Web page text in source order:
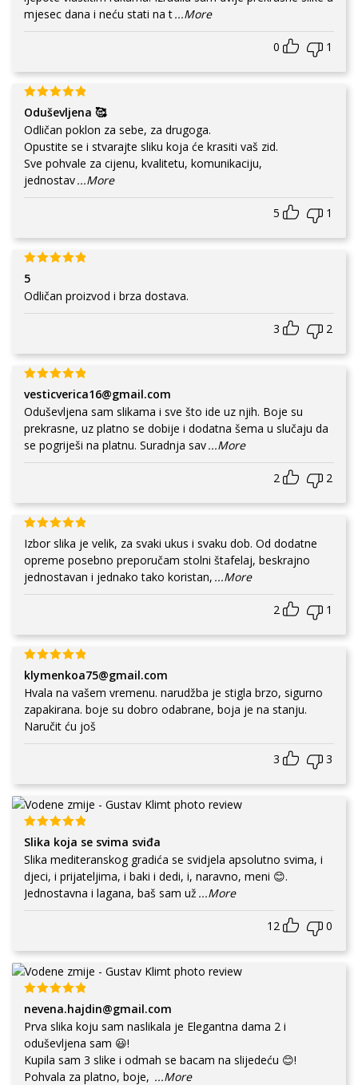
mjesec dana i neću stati na t...More
0 1
Oduševljena 🥰
Odličan poklon za sebe, za drugoga.
Opustite se i stvarajte sliku koja će krasiti vaš zid.
Sve pohvale za cijenu, kvalitetu, komunikaciju,
jednostav...More
5 1
5
Odličan proizvod i brza dostava.
3 2
vesticverica16@gmail.com
Oduševljena sam slikama i sve što ide uz njih. Boje su
prekrasne, uz platno se dobije i dodatna šema u slučaju da
se pogriješi na platnu. Suradnja sav...More
2 2
Izbor slika je velik, za svaki ukus i svaku dob. Od dodatne
opreme posebno preporučam stolni štafelaj, beskrajno
jednostavan i jednako tako koristan, ...More
2 1
klymenkoa75@gmail.com
Hvala na vašem vremenu. narudžba je stigla brzo, sigurno
zapakirana. boje su dobro odabrane, boja je na stanju.
Naručit ću još
3 3
Slika koja se svima sviđa
Slika mediteranskog gradića se svidjela apsolutno svima, i
djeci, i prijateljima, i baki i dedi, i, naravno, meni 😊.
Jednostavna i lagana, baš sam už ...More
12 0
nevena.hajdin@gmail.com
Prva slika koju sam naslikala je Elegantna dama 2 i
oduševljena sam 😃!
Kupila sam 3 slike i odmah se bacam na slijedeću 😊!
Pohvala za platno, boje, ...More